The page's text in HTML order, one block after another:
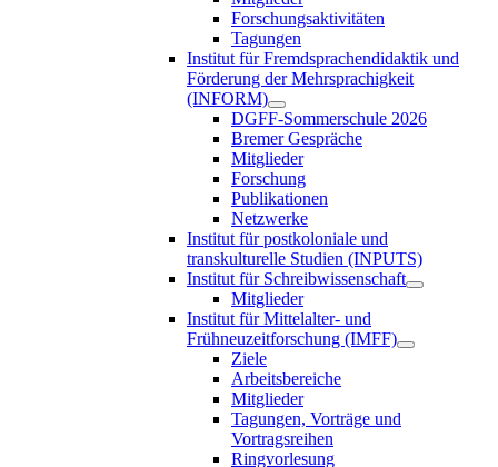
Forschungsaktivitäten
Tagungen
Institut für Fremdsprachendidaktik und
Förderung der Mehrsprachigkeit
(INFORM)
DGFF-Sommerschule 2026
Bremer Gespräche
Mitglieder
Forschung
Publikationen
Netzwerke
Institut für postkoloniale und
transkulturelle Studien (INPUTS)
Institut für Schreibwissenschaft
Mitglieder
Institut für Mittelalter- und
Frühneuzeitforschung (IMFF)
Ziele
Arbeitsbereiche
Mitglieder
Tagungen, Vorträge und
Vortragsreihen
Ringvorlesung